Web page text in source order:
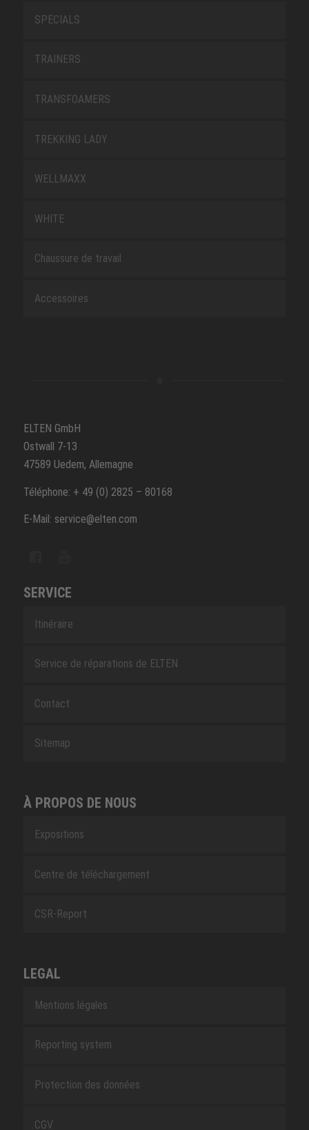
SPECIALS
TRAINERS
TRANSFOAMERS
TREKKING LADY
WELLMAXX
WHITE
Chaussure de travail
Accessoires
ELTEN GmbH
Ostwall 7-13
47589 Uedem, Allemagne
Téléphone: + 49 (0) 2825 – 80168
E-Mail: service@elten.com
SERVICE
Itinéraire
Service de réparations de ELTEN
Contact
Sitemap
À PROPOS DE NOUS
Expositions
Centre de téléchargement
CSR-Report
LEGAL
Mentions légales
Reporting system
Protection des données
CGV